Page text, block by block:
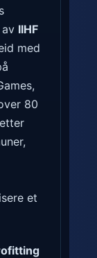
IIHF
med
80
et